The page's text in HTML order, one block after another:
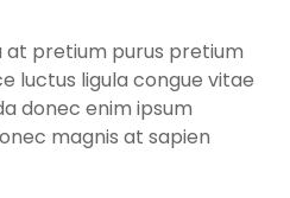
pretium purus pretium
luctus ligula congue vitae
donec enim ipsum
magnis at sapien